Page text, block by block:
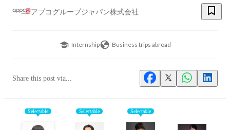
アプコグループジャパン株式会社
Internship Business trips abroad
Share this post via...
Selectable Selectable Selectable